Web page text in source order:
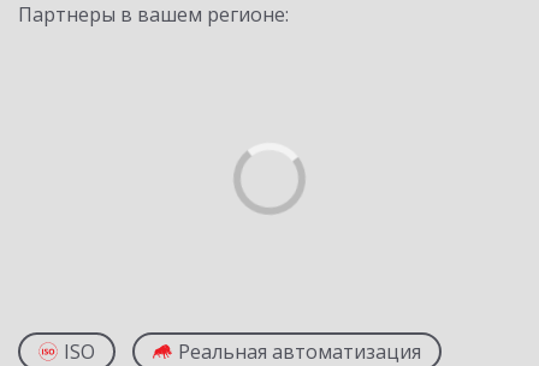
Партнеры в вашем регионе:
ISO Реальная автоматизация